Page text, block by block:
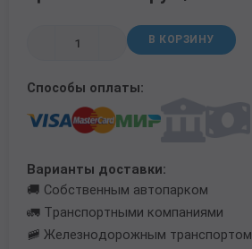
В КОРЗИНУ
Способы оплаты:
Варианты доставки:
🚚 Собственным автопарком
🚛 Транспортными компаниями
🚞 Железнодорожным транспортом
Трубы в ВУС изоляции